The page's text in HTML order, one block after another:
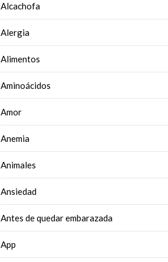
Alcachofa
Alergia
Alimentos
Aminoácidos
Amor
Anemia
Animales
Ansiedad
Antes de quedar embarazada
App